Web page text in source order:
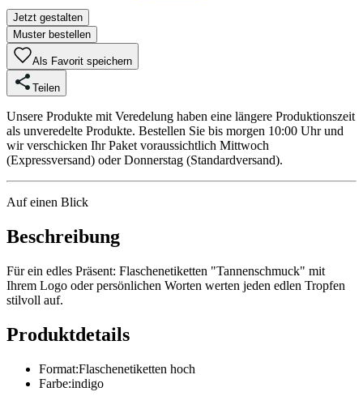
Jetzt gestalten
Muster bestellen
Als Favorit speichern
Teilen
Unsere Produkte mit Veredelung haben eine längere Produktionszeit
als unveredelte Produkte. Bestellen Sie bis morgen 10:00 Uhr und
wir verschicken Ihr Paket voraussichtlich Mittwoch
(Expressversand) oder Donnerstag (Standardversand).
Auf einen Blick
Beschreibung
Für ein edles Präsent: Flaschenetiketten "Tannenschmuck" mit
Ihrem Logo oder persönlichen Worten werten jeden edlen Tropfen
stilvoll auf.
Produktdetails
Format:Flaschenetiketten hoch
Farbe:indigo